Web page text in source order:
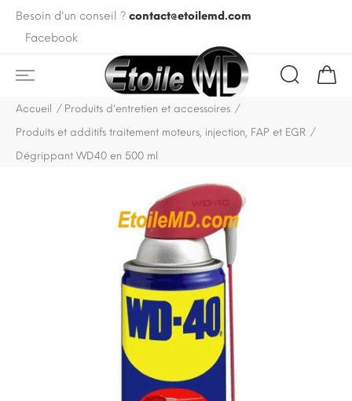
Besoin d'un conseil ? contact@etoilemd.com
Facebook
Accueil
Produits d'entretien et accessoires
Produits et additifs traitement moteurs, injection, FAP et EGR
Dégrippant WD40 en 500 ml